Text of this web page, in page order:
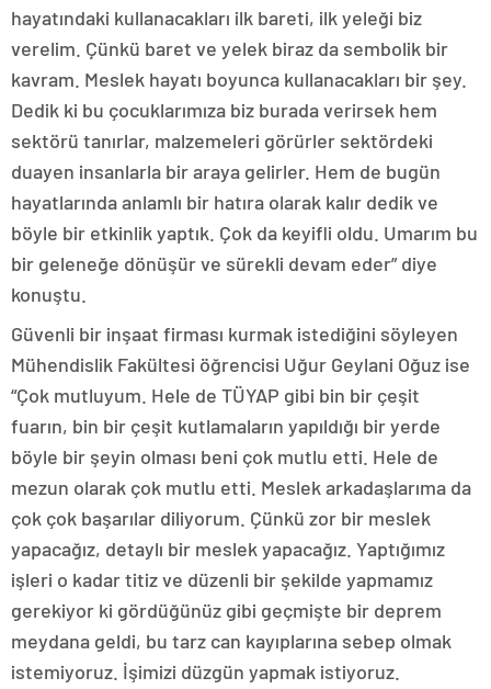
hayatındaki kullanacakları ilk bareti, ilk yeleği biz
verelim. Çünkü baret ve yelek biraz da sembolik bir
kavram. Meslek hayatı boyunca kullanacakları bir şey.
Dedik ki bu çocuklarımıza biz burada verirsek hem
sektörü tanırlar, malzemeleri görürler sektördeki
duayen insanlarla bir araya gelirler. Hem de bugün
hayatlarında anlamlı bir hatıra olarak kalır dedik ve
böyle bir etkinlik yaptık. Çok da keyifli oldu. Umarım bu
bir geleneğe dönüşür ve sürekli devam eder” diye
konuştu.
Güvenli bir inşaat firması kurmak istediğini söyleyen
Mühendislik Fakültesi öğrencisi Uğur Geylani Oğuz ise
“Çok mutluyum. Hele de TÜYAP gibi bin bir çeşit
fuarın, bin bir çeşit kutlamaların yapıldığı bir yerde
böyle bir şeyin olması beni çok mutlu etti. Hele de
mezun olarak çok mutlu etti. Meslek arkadaşlarıma da
çok çok başarılar diliyorum. Çünkü zor bir meslek
yapacağız, detaylı bir meslek yapacağız. Yaptığımız
işleri o kadar titiz ve düzenli bir şekilde yapmamız
gerekiyor ki gördüğünüz gibi geçmişte bir deprem
meydana geldi, bu tarz can kayıplarına sebep olmak
istemiyoruz. İşimizi düzgün yapmak istiyoruz.